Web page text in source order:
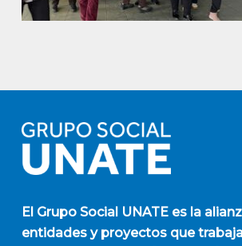
El Grupo Social UNATEes la
entidades y proyectos que